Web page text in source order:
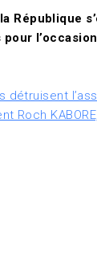
République
détruisent
Roch